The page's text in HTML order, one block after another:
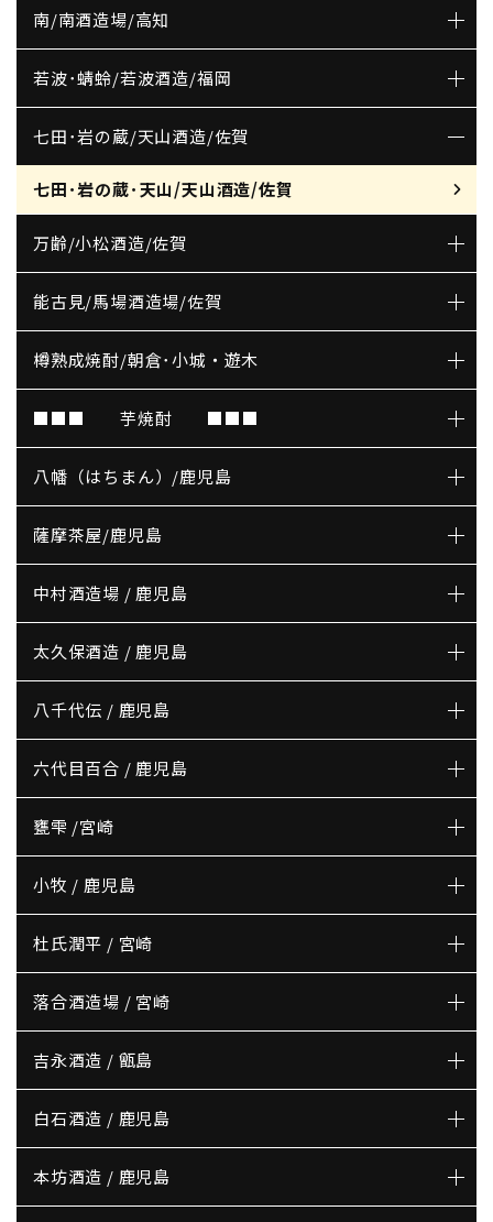
南/南酒造場/高知
若波･蜻蛉/若波酒造/福岡
七田･岩の蔵/天山酒造/佐賀
七田･岩の蔵･天山/天山酒造/佐賀
万齢/小松酒造/佐賀
能古見/馬場酒造場/佐賀
樽熟成焼酎/朝倉･小城・遊木
■■■ 芋焼酎 ■■■
八幡（はちまん）/鹿児島
薩摩茶屋/鹿児島
中村酒造場 / 鹿児島
太久保酒造 / 鹿児島
八千代伝 / 鹿児島
六代目百合 / 鹿児島
甕雫 /宮崎
小牧 / 鹿児島
杜氏潤平 / 宮崎
落合酒造場 / 宮崎
吉永酒造 / 甑島
白石酒造 / 鹿児島
本坊酒造 / 鹿児島